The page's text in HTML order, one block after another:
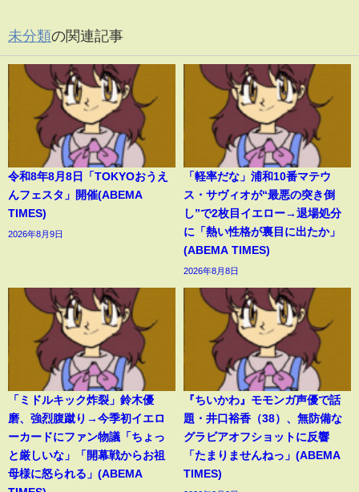
未分類の関連記事
令和8年8月8日「TOKYOおうえ
んフェスタ」開催(ABEMA
TIMES)
2026年8月9日
「軽率だな」浦和10番マテウ
ス・サヴィオが“最悪の突き倒
し”で2枚目イエロー→退場処分
に「熱い性格が裏目に出たか」
(ABEMA TIMES)
2026年8月8日
「ミドルキック炸裂」鈴木優
磨、強烈腹蹴り→今季初イエロ
ーカードにファン物議「ちょっ
と厳しいな」「開幕戦からお祖
母様に怒られる」(ABEMA
『ちいかわ』モモンガ声優で話
題・井口裕香（38）、無防備な
グラビアオフショットに反響
「たまりませんねっ」(ABEMA
TIMES)